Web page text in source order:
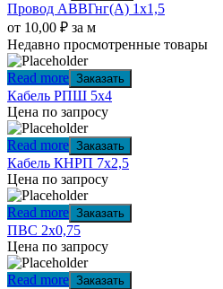
Провод АВВГнг(А) 1х1,5
от 10,00 ₽ за м
Недавно просмотренные товары
Read more Заказать
Кабель РПШ 5х4
Цена по запросу
Read more Заказать
Кабель КНРП 7х2,5
Цена по запросу
Read more Заказать
ПВС 2х0,75
Цена по запросу
Read more Заказать